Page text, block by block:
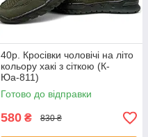
40р. Кросівки чоловічі на літо
кольору хакі з сіткою (К-
Юа-811)
Готово до відправки
580 ₴ 830 ₴